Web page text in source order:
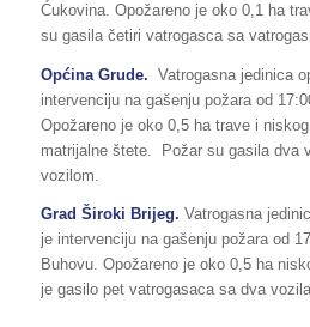
Ćukovina. Opožareno je oko 0,1 ha
su gasila četiri vatrogasca sa
Općina Grude. Vatrogasna jedinica
intervenciju na gašenju požara od
Opožareno je oko 0,5 ha trave i
matrijalne štete. Požar su gasila dva
vozilom.
Grad Široki Brijeg. Vatrogasna
je intervenciju na gašenju požara od
Buhovu. Opožareno je oko 0,5 ha
je gasilo pet vatrogasaca sa dva vozila.